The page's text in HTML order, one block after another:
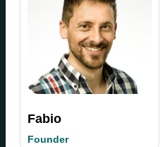
Fabio
Founder